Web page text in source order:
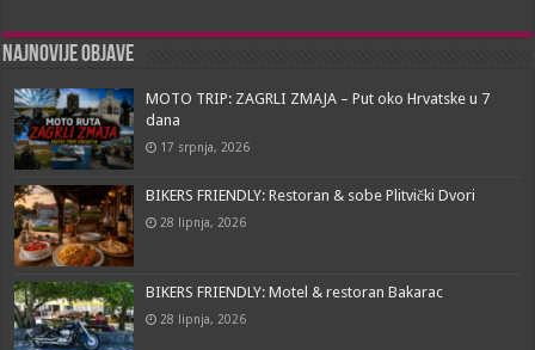
Najnovije objave
MOTO TRIP: ZAGRLI ZMAJA – Put oko Hrvatske u 7
dana
17 srpnja, 2026
BIKERS FRIENDLY: Restoran & sobe Plitvički Dvori
28 lipnja, 2026
BIKERS FRIENDLY: Motel & restoran Bakarac
28 lipnja, 2026